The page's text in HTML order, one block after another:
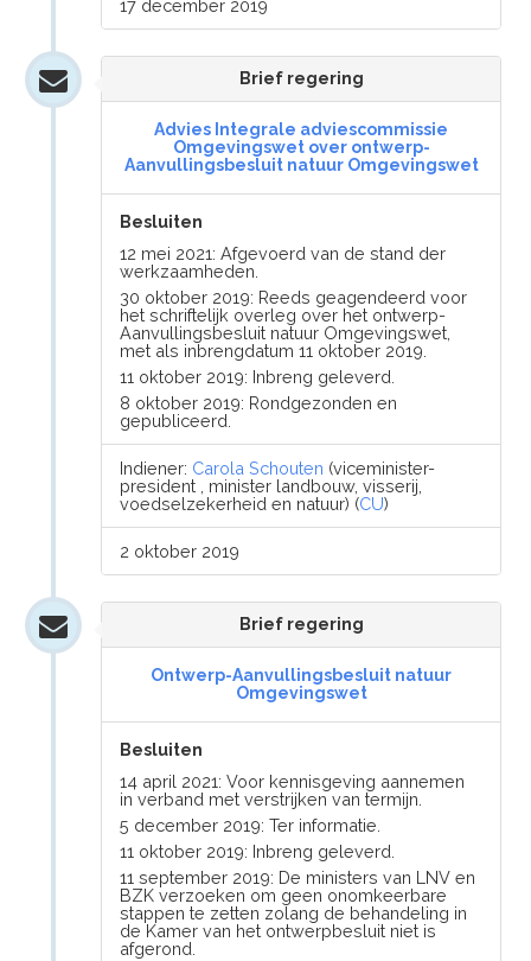
17 december 2019
Brief regering
Advies Integrale adviescommissie
Omgevingswet over ontwerp-
Aanvullingsbesluit natuur Omgevingswet
Besluiten
12 mei 2021: Afgevoerd van de stand der
werkzaamheden.
30 oktober 2019: Reeds geagendeerd voor
het schriftelijk overleg over het ontwerp-
Aanvullingsbesluit natuur Omgevingswet,
met als inbrengdatum 11 oktober 2019.
11 oktober 2019: Inbreng geleverd.
8 oktober 2019: Rondgezonden en
gepubliceerd.
Indiener: Carola Schouten (viceminister-
president , minister landbouw, visserij,
voedselzekerheid en natuur) (CU)
2 oktober 2019
Brief regering
Ontwerp-Aanvullingsbesluit natuur
Omgevingswet
Besluiten
14 april 2021: Voor kennisgeving aannemen
in verband met verstrijken van termijn.
5 december 2019: Ter informatie.
11 oktober 2019: Inbreng geleverd.
11 september 2019: De ministers van LNV en
BZK verzoeken om geen onomkeerbare
stappen te zetten zolang de behandeling in
de Kamer van het ontwerpbesluit niet is
afgerond.